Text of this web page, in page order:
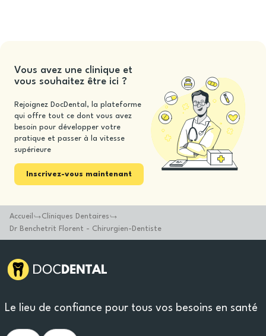
Vous avez une clinique et
vous souhaitez être ici ?
Rejoignez DocDental, la plateforme
qui offre tout ce dont vous avez
besoin pour développer votre
pratique et passer à la vitesse
supérieure
Inscrivez-vous maintenant
Accueil
Cliniques Dentaires
Dr Benchetrit Florent - Chirurgien-Dentiste
Le lieu de confiance pour tous vos besoins en santé